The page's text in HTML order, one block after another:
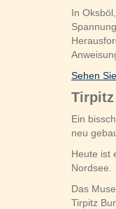
In
Sehen
Ein
neu
Heute ist
Das
Tirpitz